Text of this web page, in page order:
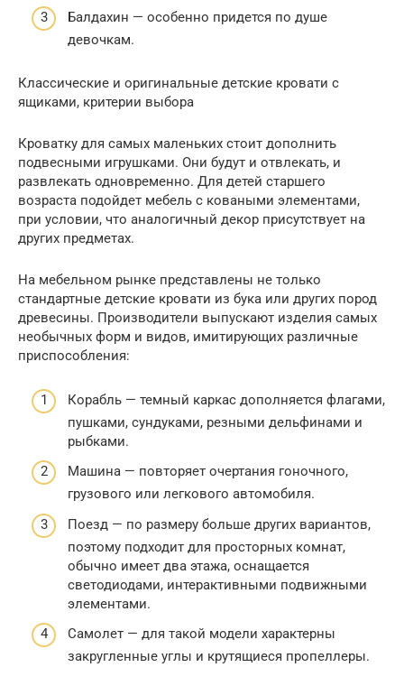
Балдахин — особенно придется по душе
девочкам.
Классические и оригинальные детские кровати с
ящиками, критерии выбора
Кроватку для самых маленьких стоит дополнить
подвесными игрушками. Они будут и отвлекать, и
развлекать одновременно. Для детей старшего
возраста подойдет мебель с коваными элементами,
при условии, что аналогичный декор присутствует на
других предметах.
На мебельном рынке представлены не только
стандартные детские кровати из бука или других пород
древесины. Производители выпускают изделия самых
необычных форм и видов, имитирующих различные
приспособления:
Корабль — темный каркас дополняется флагами,
пушками, сундуками, резными дельфинами и
рыбками.
Машина — повторяет очертания гоночного,
грузового или легкового автомобиля.
Поезд — по размеру больше других вариантов,
поэтому подходит для просторных комнат,
обычно имеет два этажа, оснащается
светодиодами, интерактивными подвижными
элементами.
Самолет — для такой модели характерны
закругленные углы и крутящиеся пропеллеры.